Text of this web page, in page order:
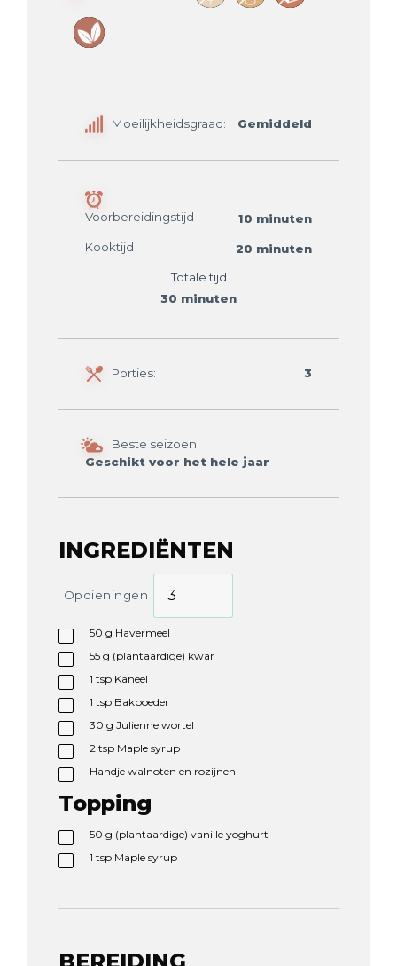
Moeilijkheidsgraad: Gemiddeld
Voorbereidingstijd
10 minuten
Kooktijd
20 minuten
Totale tijd
30 minuten
Porties: 3
Beste seizoen:
Geschikt voor het hele jaar
INGREDIËNTEN
Opdieningen
50 g Havermeel
55 g (plantaardige) kwar
1 tspKaneel
1 tspBakpoeder
30 g Julienne wortel
2 tspMaple syrup
Handje walnoten en rozijnen
Topping
50 g (plantaardige) vanille yoghurt
1 tspMaple syrup